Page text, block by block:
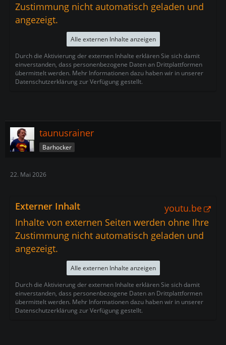
Zustimmung nicht automatisch geladen und
angezeigt.
Alle externen Inhalte anzeigen
Durch die Aktivierung der externen Inhalte erklären Sie sich damit
einverstanden, dass personenbezogene Daten an Drittplattformen
übermittelt werden. Mehr Informationen dazu haben wir in unserer
Datenschutzerklärung zur Verfügung gestellt.
taunusrainer
Barhocker
22. Mai 2026
Externer Inhalt
youtu.be
Inhalte von externen Seiten werden ohne Ihre
Zustimmung nicht automatisch geladen und
angezeigt.
Alle externen Inhalte anzeigen
Durch die Aktivierung der externen Inhalte erklären Sie sich damit
einverstanden, dass personenbezogene Daten an Drittplattformen
übermittelt werden. Mehr Informationen dazu haben wir in unserer
Datenschutzerklärung zur Verfügung gestellt.